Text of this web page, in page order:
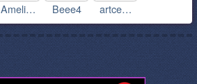
Ameli… Beee4 artce…